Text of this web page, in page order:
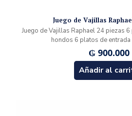
Juego de Vajillas
Juego de Vajillas Raphael 24 piezas
hondos 6 platos de entrada
₲ 900.000
Añadir al